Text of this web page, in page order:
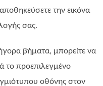
την εικόνα
σας.
βήματα, μπορείτε να
το προεπιλεγμένο
οθόνης στον